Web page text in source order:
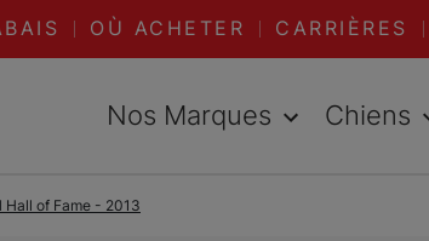
OÙ ACHETER CARRIÈRES
Nos Marques Chiens
Hall of Fame - 2013